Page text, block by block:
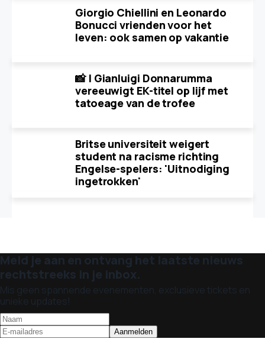
Giorgio Chiellini en Leonardo
Bonucci vrienden voor het
leven: ook samen op vakantie
📸 | Gianluigi Donnarumma
vereeuwigt EK-titel op lijf met
tatoeage van de trofee
Britse universiteit weigert
student na racisme richting
Engelse-spelers: 'Uitnodiging
ingetrokken'
Meld je aan en ontvang het laatste nieuws
rechtstreeks in je inbox.
Mis geen spannende evenementen, exclusieve tickets en
unieke updates!